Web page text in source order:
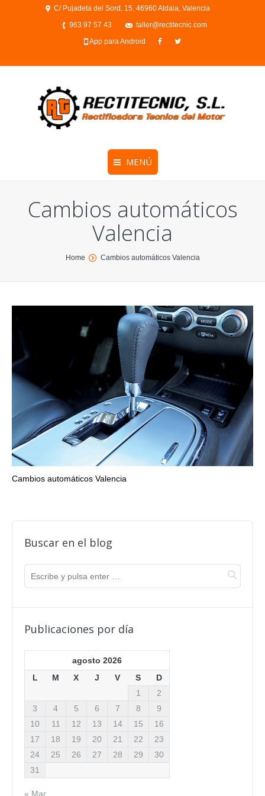
C/ Pujadeta del Sord, 15, 46960 Aldaia, Valencia
963 97 57 43
taller@rectitecnic.com
App para Android
MENÚ
Cambios automáticos
Valencia
Home Cambios automáticos Valencia
Cambios automáticos Valencia
Buscar en el blog
Publicaciones por día
agosto 2026
L
M X J V S
D
1
2
3
4 5 6 7 8
9
10
11 12 13 14 15
16
17
18 19 20 21 22
23
24
25 26 27 28 29
30
31
« Mar